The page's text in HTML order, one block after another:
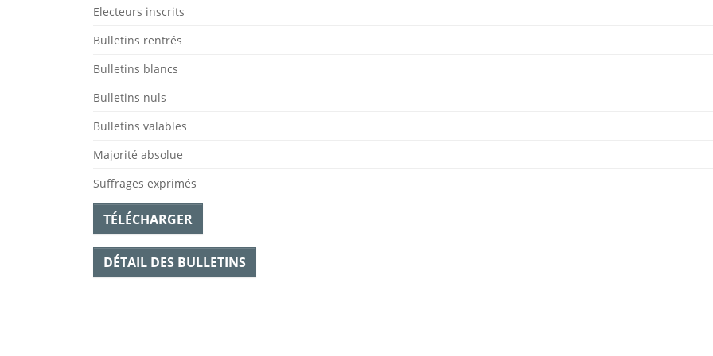
Electeurs inscrits
Bulletins rentrés
Bulletins blancs
Bulletins nuls
Bulletins valables
Majorité absolue
Suffrages exprimés
TÉLÉCHARGER
DÉTAIL DES BULLETINS